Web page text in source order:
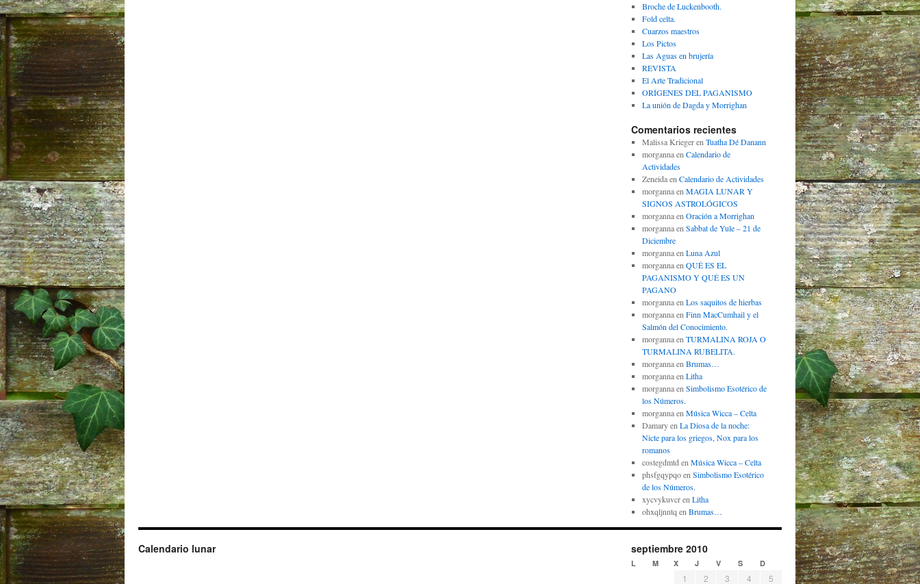
Broche de Luckenbooth.
Fold celta.
Cuarzos maestros
Los Pictos
Las Aguas en brujería
REVISTA
El Arte Tradicional
ORÍGENES DEL PAGANISMO
La unión de Dagda y Morrighan
Comentarios recientes
Malissa Kriegeren Tuatha Dé Danann
morgannaen Calendario de
Actividades
Zeneidaen Calendario de Actividades
morgannaen MAGIA LUNAR Y
SIGNOS ASTROLÓGICOS
morgannaen Oración a Morrighan
morgannaen Sabbat de Yule – 21 de
Diciembre
morgannaen Luna Azul
morgannaen QUÉ ES EL
PAGANISMO Y QUÉ ES UN
PAGANO
morgannaen Los saquitos de hierbas
morgannaen Finn MacCumhail y el
Salmón del Conocimiento.
morgannaen TURMALINA ROJA O
TURMALINA RUBELITA.
morgannaen Brumas…
morgannaen Litha
morgannaen Simbolismo Esotérico de
los Números.
morgannaen Música Wicca – Celta
Damaryen La Diosa de la noche:
Nicte para los griegos, Nox para los
romanos
costegdmtd en Música Wicca – Celta
phsfgqypqoen Simbolismo Esotérico
de los Números.
xycvykuvcren Litha
ohxqljnntq en Brumas…
Calendario lunar septiembre 2010
L M X J V S D
1 2 3 4 5